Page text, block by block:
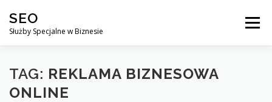
treści
SEO
Służby Specjalne w Biznesie
Menu
AGENCJA SEO CO ZYSKUJESZ ?
TAG: REKLAMA BIZNESOWA
ONLINE